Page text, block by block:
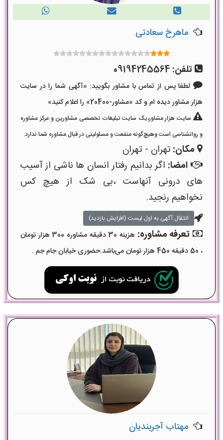
ماهرخ سعادتی
تلفن: 09194245564
لطفا پس از تماس با مشاور بگویید: «آگهی شما را در سایت
هزار مشاور دیده ام و کد «مشاور-20400» را اعلام کنید»
سایت هزار مشاور،یک سایت تبلیغات تخصصی مشاورین و مرکز مشاوره
و روانشناسی است وهیچ‌گونه منفعت و مسئولیتی در قبال مشاوره شما ندارد.
مکان:تهران - تهران
امضا: اگر بدانیم رفتار انسان ها ناشی از آسیب
های درونی آنهاست ،بی شک از هیچ کس
نخواهیم رنجید.
انتقال آگهی به اول لیست (افزایش بازدید)
تعرفه مشاوره:
هزینه 30 دقیقه مشاوره 300 هزار تومان
، 50 دقیقه 450 هزار تومان می‌باشد.حضوری خیابان جام جم .
مهتاب آجربندیان